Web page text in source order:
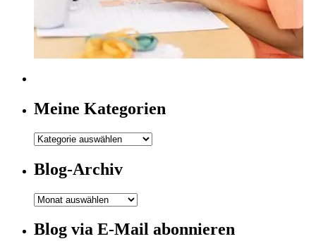
Meine Kategorien
Meine
Blog-Archiv
Blog-
Blog via E-Mail abonnieren